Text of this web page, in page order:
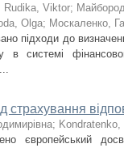
Rudika, Viktor;
Olga; Москаленко,
підходи до
в системі
страхування
; Kondratenko,
європейський